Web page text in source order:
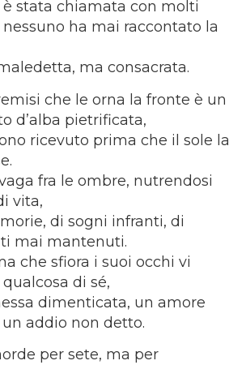
è stata chiamata con molti
ha mai raccontato la
ma consacrata.
che le orna la fronte è un
d’alba pietrificata,
ricevuto prima che il sole la
fra le ombre, nutrendosi
vita,
di sogni infranti, di
mai mantenuti.
che sfiora i suoi occhi vi
di sé,
dimenticata, un amore
addio non detto.
per sete, ma per